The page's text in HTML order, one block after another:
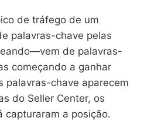
de tráfego de um
palavras-chave pelas
de palavras-
começando a ganhar
palavras-chave aparecem
do Seller Center, os
capturaram a posição.